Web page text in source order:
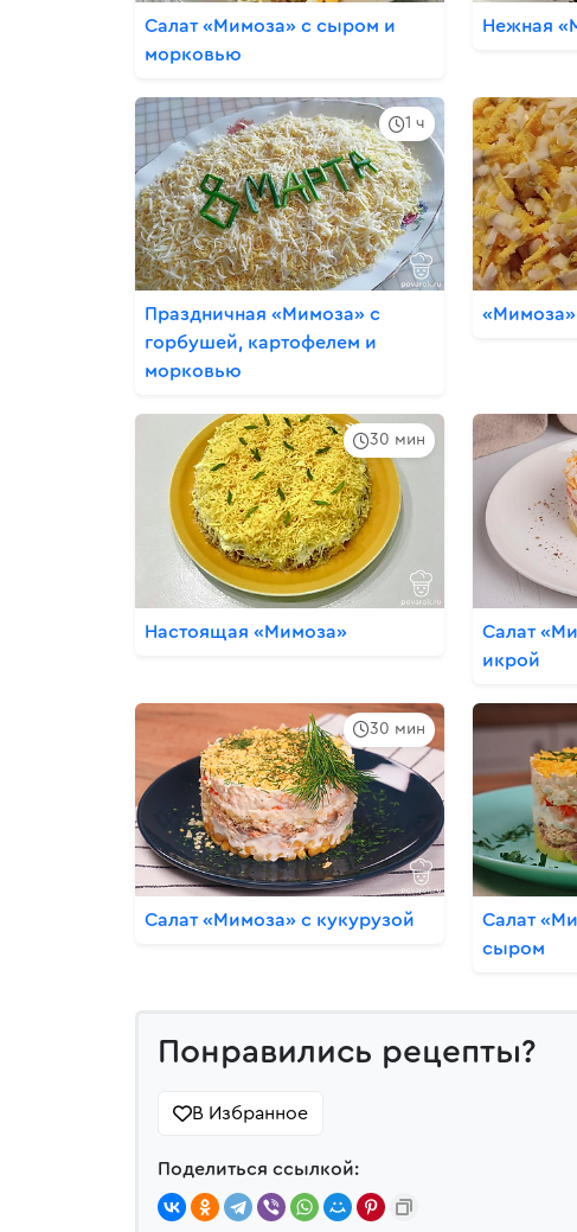
Салат «Мимоза» с сыром и
морковью
Нежная
1 ч
Праздничная «Мимоза» с
горбушей, картофелем и
морковью
30 мин
Настоящая «Мимоза»
Салат
икрой
30 мин
Салат «Мимоза» с кукурузой
Салат
сыром
Понравились рецепты?
В Избранное
Поделиться ссылкой: